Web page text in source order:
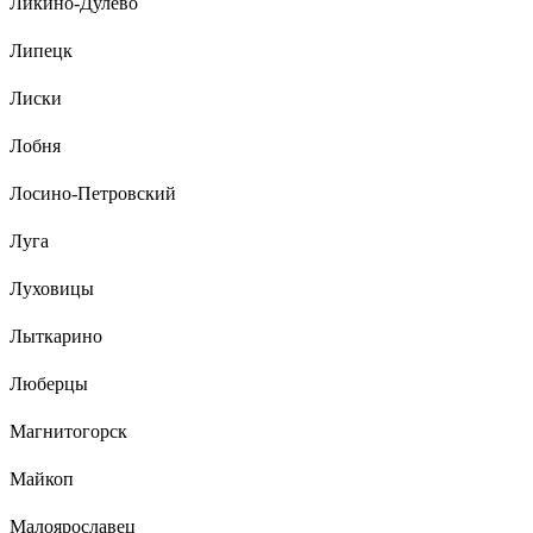
Липецк
Лиски
Лобня
Лосино-Петровский
Луга
Луховицы
Лыткарино
Люберцы
Магнитогорск
Майкоп
Малоярославец